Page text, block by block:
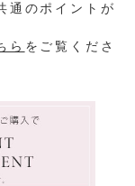
通のポイントが
ら をご覧くださ